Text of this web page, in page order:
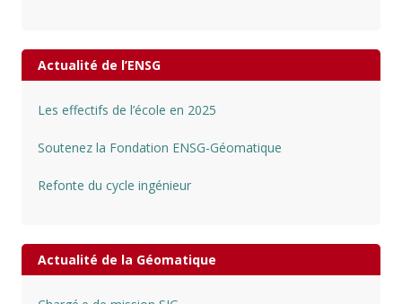
Actualité de l’ENSG
Les effectifs de l’école en 2025
Soutenez la Fondation ENSG-Géomatique
Refonte du cycle ingénieur
Actualité de la Géomatique